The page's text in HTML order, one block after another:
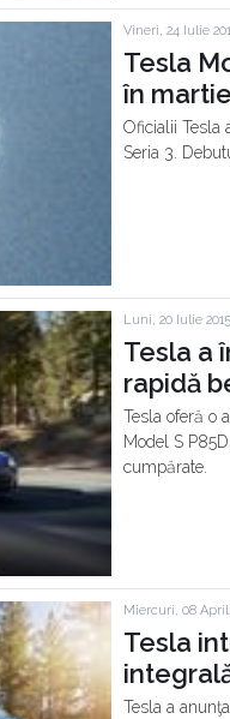
Vineri, 24 Iulie
Tesla
în martie
Oficialii Tesla
Seria 3.
Luni, 20 Iulie 2015
Tesla a
rapidă
Tesla oferă o
Model S
cumpărate.
Miercuri, 08
Tesla
Tesla a